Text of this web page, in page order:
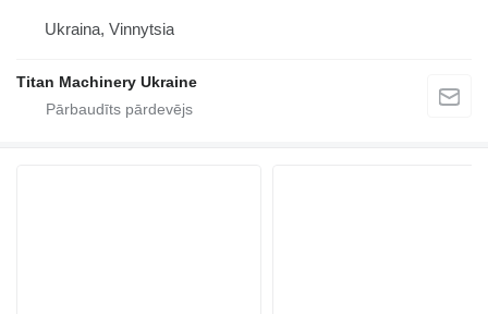
Ukraina, Vinnytsia
Titan Machinery Ukraine